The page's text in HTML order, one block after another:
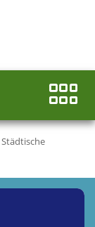
Städtische